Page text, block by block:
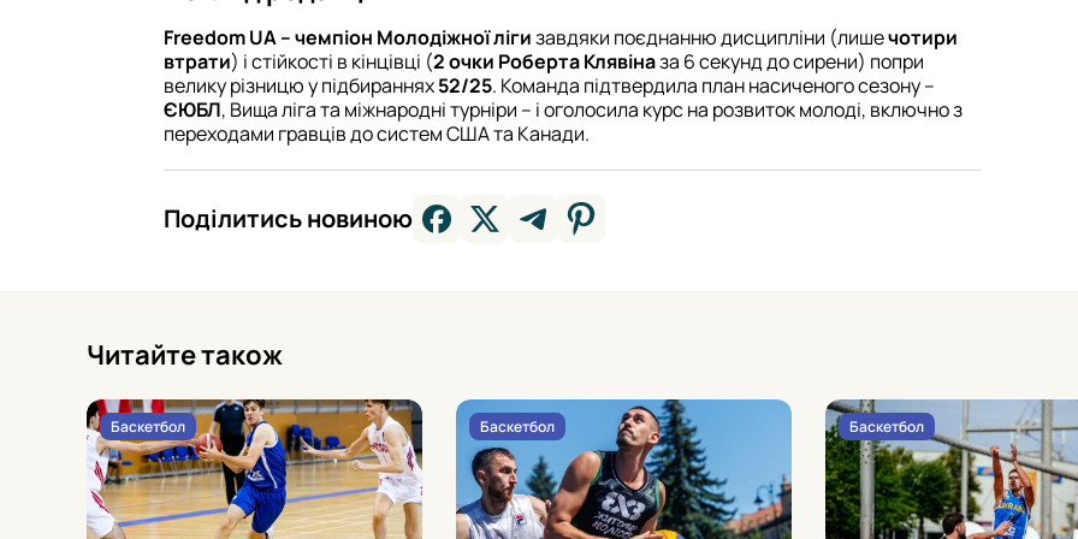
Freedom UA – чемпіон Молодіжної лігизавдяки поєднанню дисципліни (лишечотири
втрати) і стійкості в кінцівці (2 очки Роберта Клявіназа 6 секунд до сирени) попри
велику різницю у підбираннях52/25. Команда підтвердила план насиченого сезону –
ЄЮБЛ, Вища ліга та міжнародні турніри – і оголосила курс на розвиток молоді, включно з
переходами гравців до систем США та Канади.
Поділитись новиною
Читайте також
Баскетбол Баскетбол Баскетбол